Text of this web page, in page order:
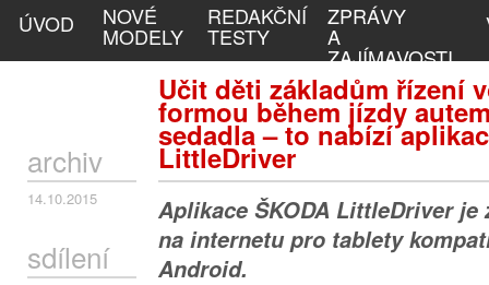
ÚVOD NOVÉ
MODELY
REDAKČNÍ
TESTY
ZPRÁVY
A
ZAJÍMAVOSTI
Učit děti základům řízení
formou během jízdy
sedadla – to nabízí
LittleDriver
archiv
14.10.2015
sdílení
Aplikace ŠKODA LittleDriver je
na internetu pro tablety
Android.